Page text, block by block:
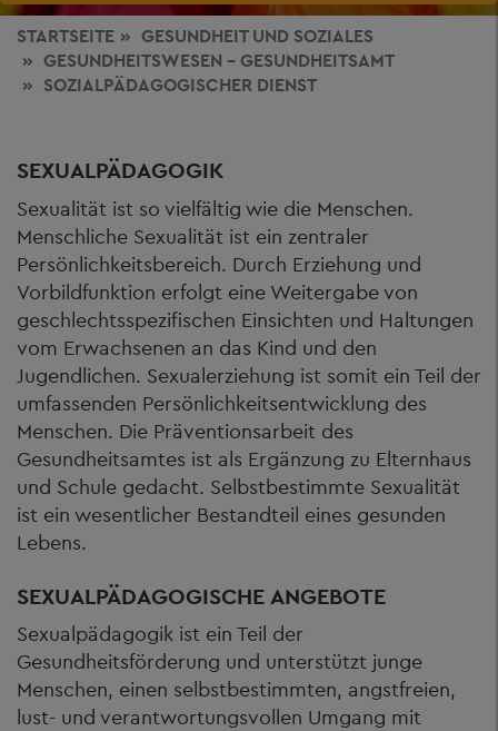
STARTSEITE GESUNDHEITUND SOZIALES
GESUNDHEITSWESEN - GESUNDHEITSAMT
SOZIALPÄDAGOGISCHER DIENST
SEXUALPÄDAGOGIK
Sexualität ist so vielfältig wie die Menschen.
Menschliche Sexualität ist ein zentraler
Persönlichkeitsbereich. Durch Erziehung und
Vorbildfunktion erfolgt eine Weitergabe von
geschlechtsspezifischen Einsichten und Haltungen
vom Erwachsenen an das Kind und den
Jugendlichen. Sexualerziehung ist somit ein Teil der
umfassenden Persönlichkeitsentwicklung des
Menschen. Die Präventionsarbeit des
Gesundheitsamtes ist als Ergänzung zu Elternhaus
und Schule gedacht. Selbstbestimmte Sexualität
ist ein wesentlicher Bestandteil eines gesunden
Lebens.
SEXUALPÄDAGOGISCHE ANGEBOTE
Sexualpädagogik ist ein Teil der
Gesundheitsförderung und unterstützt junge
Menschen, einen selbstbestimmten, angstfreien,
lust- und verantwortungsvollen Umgang mit